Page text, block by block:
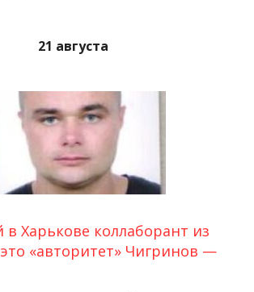
21 августа
Харькове коллаборант из
«авторитет» Чигринов —